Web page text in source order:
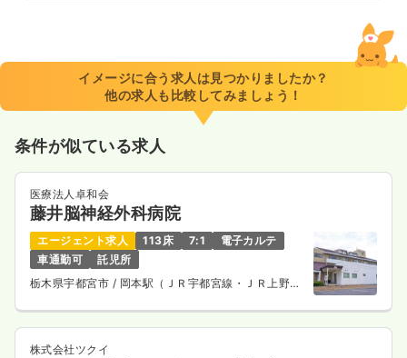
イメージに合う求人は見つかりましたか？
他の求人も比較してみましょう！
条件が似ている求人
医療法人卓和会
藤井脳神経外科病院
エージェント求人 113床 7:1
電子カルテ
車通勤可
託児所
栃木県宇都宮市 / 岡本駅（ＪＲ宇都宮線・ＪＲ上野東
株式会社ツクイ